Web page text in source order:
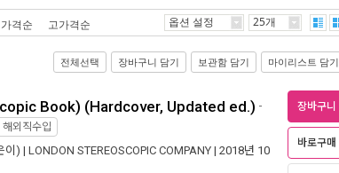
격순 고가격순 옵션 설정 25개
전체선택 장바구니 담기 보관함 담기 마이리스트 담기
Book) (Hardcover, Updated ed.) -
해외직수입
이) | LONDON STEREOSCOPIC COMPANY | 2018년 10
장바구니
바로구매